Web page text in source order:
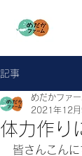
記事
体力作り
めだかファー
2021年12月
皆さんこんに